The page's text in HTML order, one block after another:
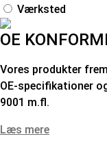
Værksted
OE
Vores produkter
OE-specifikationer
9001 m.fl.
Læs mere